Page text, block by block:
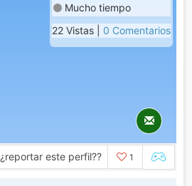
Mucho tiempo
22 Vistas | 0 Comentarios
¿reportar este perfil?? 1